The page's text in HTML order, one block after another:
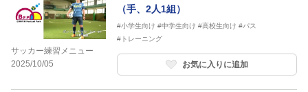
サッカー練習メニュー
2025/10/05
（手、2人1組）
#小学生向け #中学生向け #高校生向け #パス
#トレーニング
お気に入りに追加